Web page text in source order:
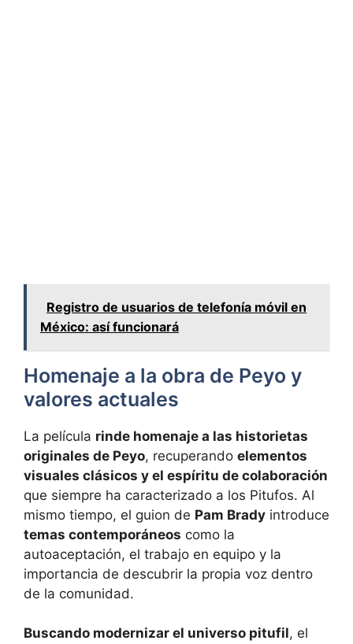
Registro de usuarios de telefonía móvil en
México: así funcionará
Homenaje a la obra de Peyo y
valores actuales
La película rinde homenaje a las historietas
originales de Peyo, recuperando elementos
visuales clásicos y el espíritu de colaboración
que siempre ha caracterizado a los Pitufos. Al
mismo tiempo, el guion de Pam Brady introduce
temas contemporáneos como la
autoaceptación, el trabajo en equipo y la
importancia de descubrir la propia voz dentro
de la comunidad.
Buscando modernizar el universo pitufil, el